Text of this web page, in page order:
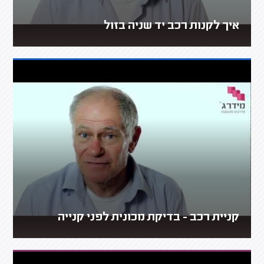
איך לקנות רכב יד שניה בזול
קניית רכב - בדיקת מכונית לפני קנייה